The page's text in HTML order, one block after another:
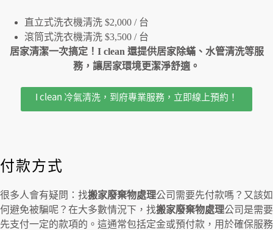
直立式洗衣機清洗 $2,000 / 台
滾筒式洗衣機清洗 $3,500 / 台
居家清潔一次搞定！I clean 還提供居家除蟎、水管清洗等服
務，讓居家環境更潔淨舒適。
I clean 冷氣清洗，到府專業服務，立即線上預約！
付款方式
很多人會有疑問：找搬家廢棄物處理公司需要先付款嗎？又該如
何避免被騙呢？在大多數情況下，找搬家廢棄物處理公司是需要
先支付一定的款項的。這通常包括定金或預付款，用於確保服務